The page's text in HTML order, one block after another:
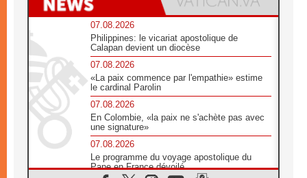
07.08.2026
Philippines: le vicariat apostolique de
Calapan devient un diocèse
07.08.2026
«La paix commence par l'empathie» estime
le cardinal Parolin
07.08.2026
En Colombie, «la paix ne s'achète pas avec
une signature»
07.08.2026
Le programme du voyage apostolique du
Pape en France dévoilé